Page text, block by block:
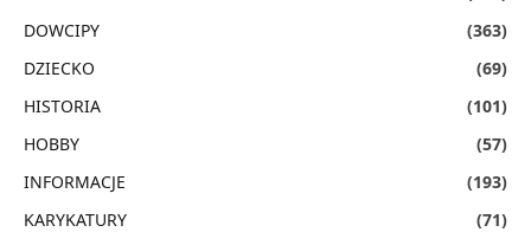
DOWCIPY
(363)
DZIECKO
(69)
HISTORIA
(101)
HOBBY
(57)
INFORMACJE
(193)
KARYKATURY
(71)